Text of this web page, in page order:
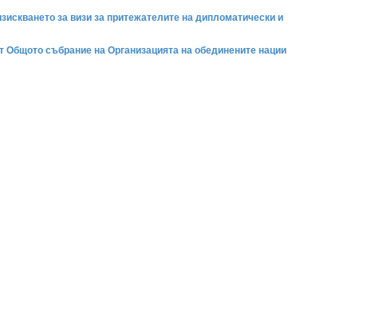
за визи за притежателите на дипломатически и
събрание на Организацията на обединените нации